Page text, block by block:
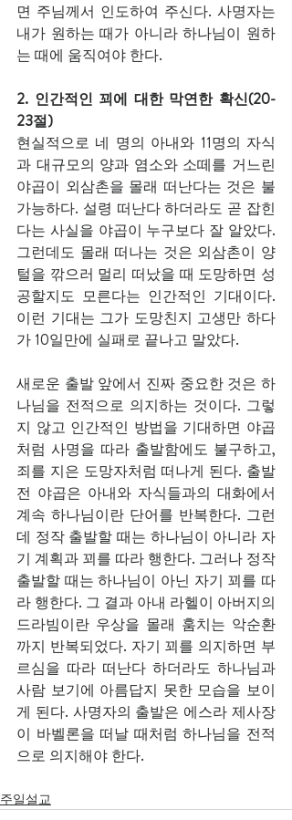
면 주님께서 인도하여 주신다. 사명자는
내가 원하는 때가 아니라 하나님이 원하
는 때에 움직여야 한다.
2. 인간적인 꾀에 대한 막연한 확신(20-
23절)
현실적으로 네 명의 아내와 11명의 자식
과 대규모의 양과 염소와 소떼를 거느린
야곱이 외삼촌을 몰래 떠난다는 것은 불
가능하다. 설령 떠난다 하더라도 곧 잡힌
다는 사실을 야곱이 누구보다 잘 알았다.
그런데도 몰래 떠나는 것은 외삼촌이 양
털을 깎으러 멀리 떠났을 때 도망하면 성
공할지도 모른다는 인간적인 기대이다.
이런 기대는 그가 도망친지 고생만 하다
가 10일만에 실패로 끝나고 말았다.
새로운 출발 앞에서 진짜 중요한 것은 하
나님을 전적으로 의지하는 것이다. 그렇
지 않고 인간적인 방법을 기대하면 야곱
처럼 사명을 따라 출발함에도 불구하고,
죄를 지은 도망자처럼 떠나게 된다. 출발
전 야곱은 아내와 자식들과의 대화에서
계속 하나님이란 단어를 반복한다. 그런
데 정작 출발할 때는 하나님이 아니라 자
기 계획과 꾀를 따라 행한다. 그러나 정작
출발할 때는 하나님이 아닌 자기 꾀를 따
라 행한다. 그 결과 아내 라헬이 아버지의
드라빔이란 우상을 몰래 훔치는 악순환
까지 반복되었다. 자기 꾀를 의지하면 부
르심을 따라 떠난다 하더라도 하나님과
사람 보기에 아름답지 못한 모습을 보이
게 된다. 사명자의 출발은 에스라 제사장
이 바벨론을 떠날 때처럼 하나님을 전적
으로 의지해야 한다.
주일설교